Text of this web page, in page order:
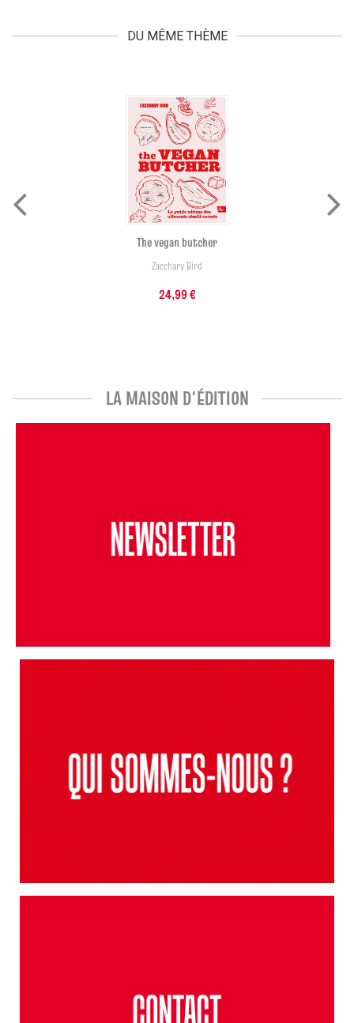
DU MÊME THÈME
The vegan butcher
Zacchary Bird
24,99 €
LA MAISON D'ÉDITION